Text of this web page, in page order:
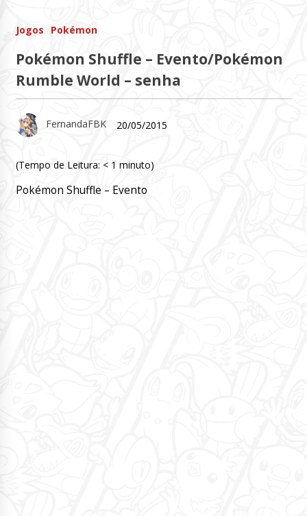
Jogos Pokémon
Pokémon Shuffle – Evento/Pokémon
Rumble World – senha
FernandaFBK 20/05/2015
(Tempo de Leitura: < 1 minuto)
Pokémon Shuffle – Evento